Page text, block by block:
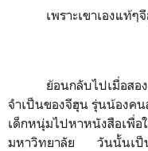
เพราะเขาเองแท้ๆจี
ย้อนกลับไปเมื่อสองเ
จำเป็นของจีฮุน รุ่นน้
เด็กหนุ่มไปหาหนังสือเพื่อ
มหาวิทยาลัย วันนั้นเป็น